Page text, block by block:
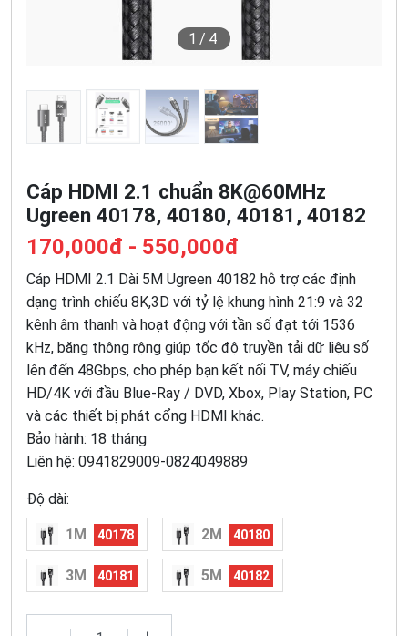
1 /4
Cáp HDMI 2.1 chuẩn 8K@60MHz
Ugreen 40178, 40180, 40181, 40182
170,000đ - 550,000đ
Cáp HDMI 2.1 Dài 5M Ugreen 40182 hỗ trợ các định
dạng trình chiếu 8K,3D với tỷ lệ khung hình 21:9 và 32
kênh âm thanh và hoạt động với tần số đạt tới 1536
kHz, băng thông rộng giúp tốc độ truyền tải dữ liệu số
lên đến 48Gbps, cho phép bạn kết nối TV, máy chiếu
HD/4K với đầu Blue-Ray / DVD, Xbox, Play Station, PC
và các thiết bị phát cổng HDMI khác.
Bảo hành: 18 tháng
Liên hệ: 0941829009-0824049889
Độ dài:
1M 40178 2M 40180
3M 40181 5M 40182